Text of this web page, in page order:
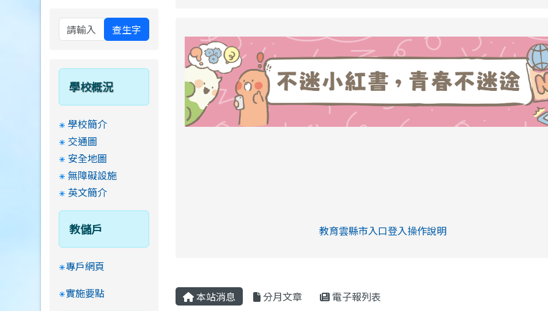
link to https://eliteracy.edu.tw/
link to https://eliteracy.edu.tw/Shorts/
教育雲縣市入口登入操作說明
link to https://eliteracy.edu.tw/
本站消息 分月文章 電子報列表
查生字
學校概況
學校簡介
交通圖
安全地圖
無障礙設施
英文簡介
教儲戶
專戶網頁
實施要點